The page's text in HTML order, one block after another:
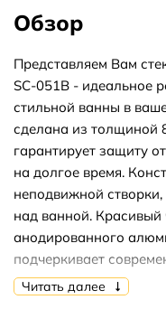
Обзор
Представляем Вам
SC-051B - идеальное
стильной ванны в
сделана из толщиной
гарантирует защиту
на долгое время.
неподвижной
над ванной.
анодированного
подчеркивает
гарантирует ее
Читать далее